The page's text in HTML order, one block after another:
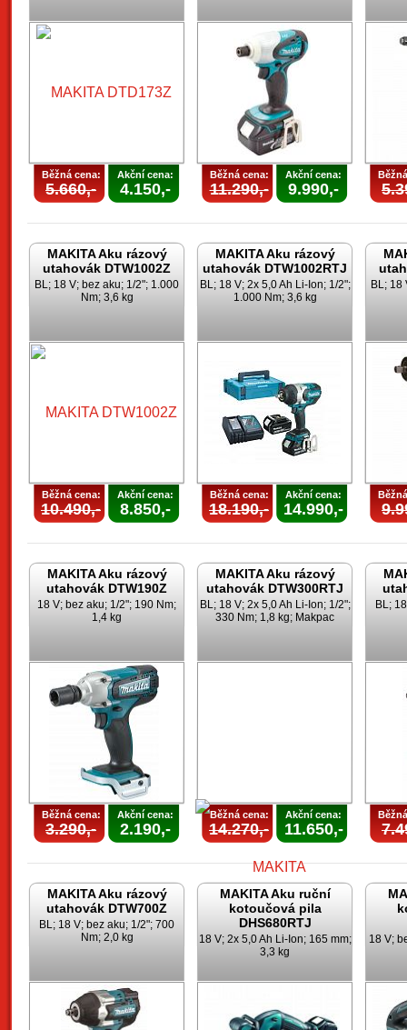
Běžná cena:
5.660,-
Akční cena:
4.150,-
Běžná cena:
11.290,-
Akční cena:
9.990,-
MAKITA Aku rázový
utahovák DTW1002Z
BL; 18 V; bez aku; 1/2"; 1.000
Nm; 3,6 kg
Běžná cena:
10.490,-
Akční cena:
8.850,-
MAKITA Aku rázový
utahovák DTW1002RTJ
BL; 18 V; 2x 5,0 Ah Li-Ion; 1/2";
1.000 Nm; 3,6 kg
Běžná cena:
18.190,-
Akční cena:
14.990,-
BL; 18
MAKITA Aku rázový
utahovák DTW190Z
18 V; bez aku; 1/2"; 190 Nm;
1,4 kg
Běžná cena:
3.290,-
Akční cena:
2.190,-
MAKITA Aku rázový
utahovák DTW300RTJ
BL; 18 V; 2x 5,0 Ah Li-Ion; 1/2";
330 Nm; 1,8 kg; Makpac
Běžná cena:
14.270,-
Akční cena:
11.650,-
BL;
MAKITA Aku rázový
utahovák DTW700Z
BL; 18 V; bez aku; 1/2"; 700
Nm; 2,0 kg
MAKITA Aku ruční
kotoučová pila
DHS680RTJ
18 V; 2x 5,0 Ah Li-Ion; 165 mm;
3,3 kg
18 V;